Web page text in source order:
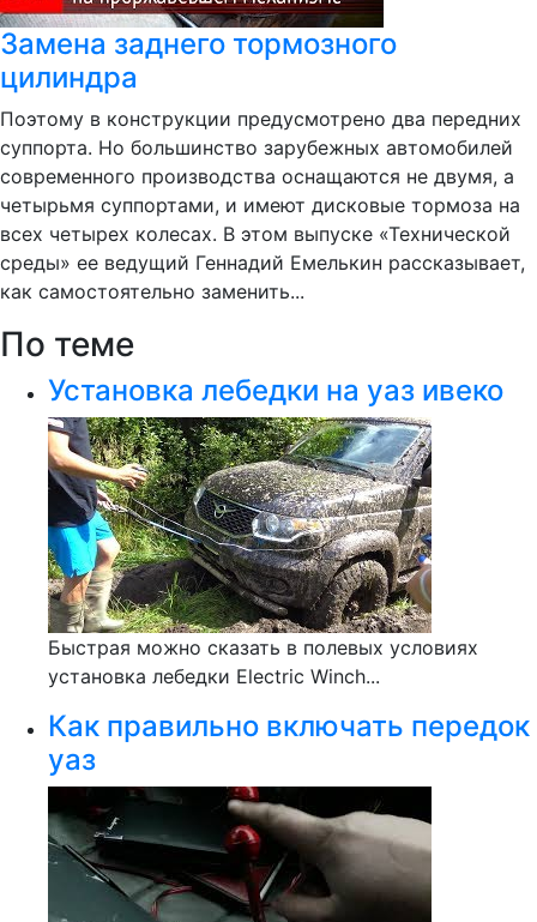
Замена заднего тормозного
цилиндра
Поэтому в конструкции предусмотрено два передних
суппорта. Но большинство зарубежных автомобилей
современного производства оснащаются не двумя, а
четырьмя суппортами, и имеют дисковые тормоза на
всех четырех колесах. В этом выпуске «Технической
среды» ее ведущий Геннадий Емелькин рассказывает,
как самостоятельно заменить...
По теме
Установка лебедки на уаз ивеко
Быстрая можно сказать в полевых условиях
установка лебедки Electric Winch...
Как правильно включать передок
уаз